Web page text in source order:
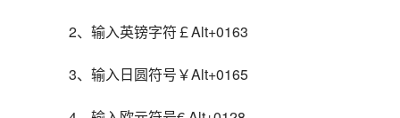
2、输入英镑字符￡Alt+0163
3、输入日圆符号￥Alt+0165